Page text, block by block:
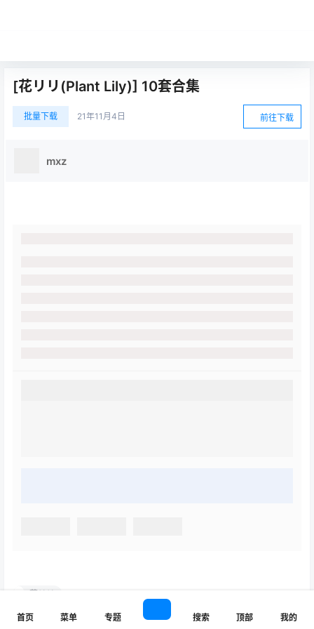
[花リリ(Plant Lily)] 10套合集
批量下载 21年11月4日 前往下载
mxz
花リリ
首页 菜单 专题 搜索 顶部 我的